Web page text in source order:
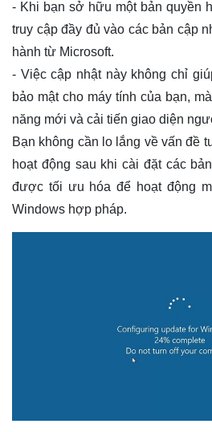
- Khi bạn sở hữu một bản quyền
truy cập đầy đủ vào các bản cập
hành từ Microsoft.
- Việc cập nhật này không chỉ
bảo mật cho máy tính của bạn,
năng mới và cải tiến giao diện
Bạn không cần lo lắng về vấn đề
hoạt động sau khi cài đặt các
được tối ưu hóa để hoạt động
Windows hợp pháp.